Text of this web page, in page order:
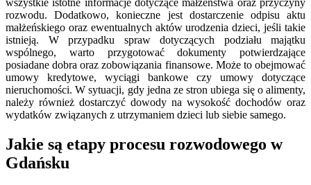
rozwodu. Dodatkowo, konieczne jest dostarczenie odpisu aktu
małżeńskiego oraz ewentualnych aktów urodzenia dzieci, jeśli takie
istnieją. W przypadku spraw dotyczących podziału majątku
wspólnego, warto przygotować dokumenty potwierdzające
posiadane dobra oraz zobowiązania finansowe. Może to obejmować
umowy kredytowe, wyciągi bankowe czy umowy dotyczące
nieruchomości. W sytuacji, gdy jedna ze stron ubiega się o alimenty,
należy również dostarczyć dowody na wysokość dochodów oraz
wydatków związanych z utrzymaniem dzieci lub siebie samego.
Jakie są etapy procesu rozwodowego w
Gdańsku